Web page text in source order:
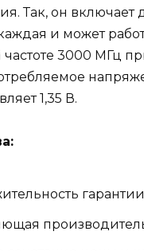
Так, он включает
и может
частоте 3000 МГц
1,35 В.